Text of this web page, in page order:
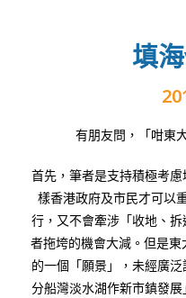
填
有朋友問，「咁東
首先，筆者是支持積極考
樣香港政府及市民才可以
行，又不會牽涉「收地、
者拖垮的機會大減。但是
的一個「願景」，未經廣
分船灣淡水湖作新市鎮發